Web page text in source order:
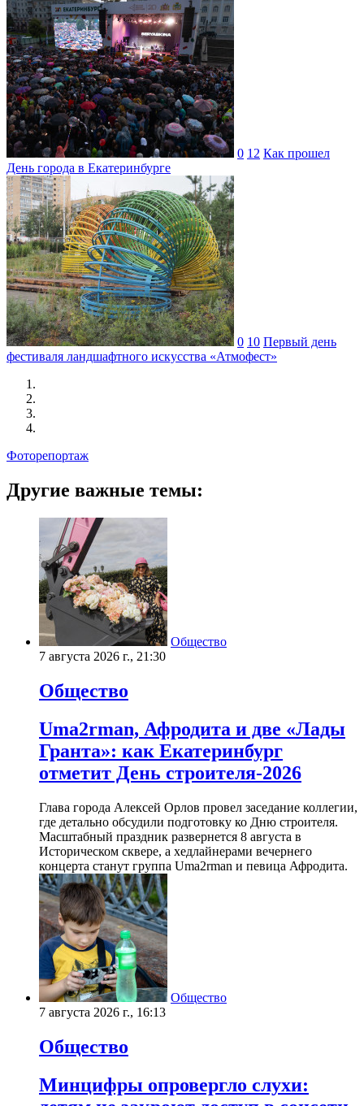
0 12 Как прошел
День города в Екатеринбурге
0 10 Первый день
фестиваля ландшафтного искусства «Атмофест»
Фоторепортаж
Другие важные темы:
Общество
7 августа 2026 г., 21:30
Общество
Uma2rman, Афродита и две «Лады
Гранта»: как Екатеринбург
отметит День строителя-2026
Глава города Алексей Орлов провел заседание коллегии,
где детально обсудили подготовку ко Дню строителя.
Масштабный праздник развернется 8 августа в
Историческом сквере, а хедлайнерами вечернего
концерта станут группа Uma2rman и певица Афродита.
Общество
7 августа 2026 г., 16:13
Общество
Минцифры опровергло слухи: